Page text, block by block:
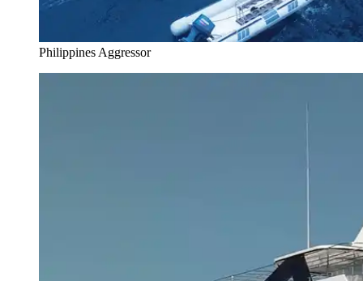
Philippines Aggressor